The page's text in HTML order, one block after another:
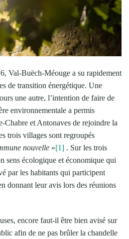
Val-Buëch-Méouge a su rapidement
de transition énergétique. Une
une autre, l’intention de faire de
environnementale a permis
Chabre et Antonaves de rejoindre la
trois villages sont regroupés
nouvelle »[1] . Sur les trois
sens écologique et économique qui
par les habitants qui participent
donnant leur avis lors des réunions
encore faut-il être bien avisé sur
afin de ne pas brûler la chandelle